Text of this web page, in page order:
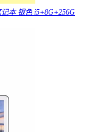
本 银色 i5+8G+256G